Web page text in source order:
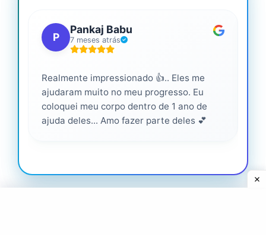
P
Pankaj Babu
7 meses atrás
Realmente impressionado 👍.. Eles me
ajudaram muito no meu progresso. Eu
coloquei meu corpo dentro de 1 ano de
ajuda deles... Amo fazer parte deles 💕